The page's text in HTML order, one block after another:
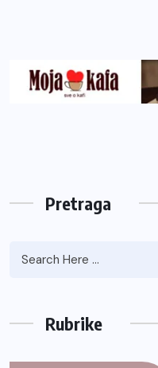
Pretraga
Rubrike